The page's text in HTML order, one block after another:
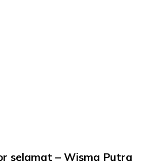
selamat – Wisma Putra